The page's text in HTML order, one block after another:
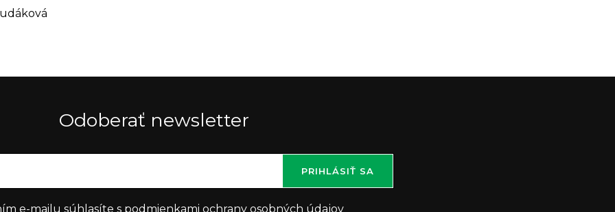
Odoberať newsletter
e-mailu súhlasíte s podmienkami ochrany osobných údajov
PRIHLÁSIŤ SA